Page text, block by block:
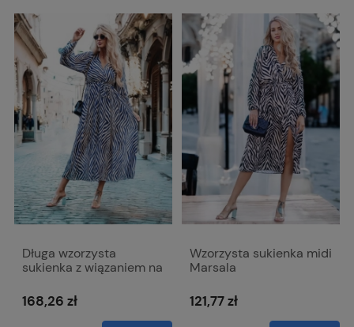
Długa wzorzysta
sukienka z wiązaniem na
168,26 zł
Wzorzysta sukienka midi
Marsala
121,77 zł